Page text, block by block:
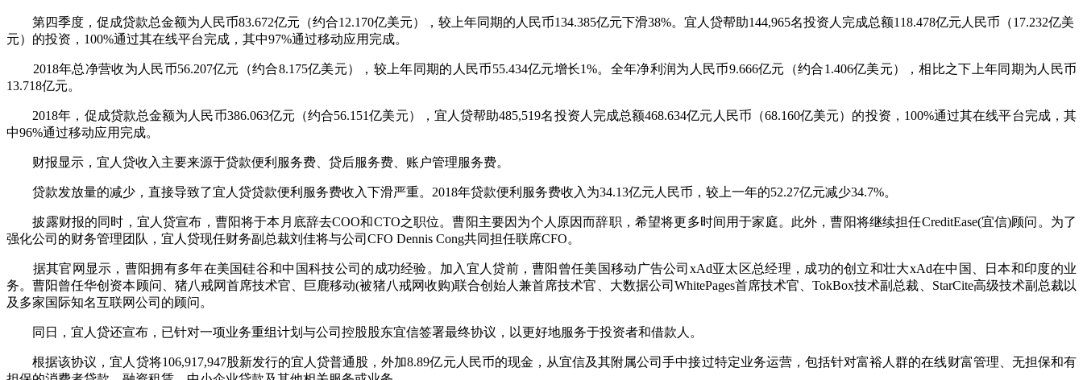
第四季度，促成贷款总金额为人民币83.672亿元（约合12.170亿美元），较上年同期的人民币134.385亿元下滑38%。宜人贷帮助144,965名投资人完成总额118.478亿元人民币（17.232亿美
元）的投资，100%通过其在线平台完成，其中97%通过移动应用完成。
2018年总净营收为人民币56.207亿元（约合8.175亿美元），较上年同期的人民币55.434亿元增长1%。全年净利润为人民币9.666亿元（约合1.406亿美元），相比之下上年同期为人民币
13.718亿元。
2018年，促成贷款总金额为人民币386.063亿元（约合56.151亿美元），宜人贷帮助485,519名投资人完成总额468.634亿元人民币（68.160亿美元）的投资，100%通过其在线平台完成，其
中96%通过移动应用完成。
财报显示，宜人贷收入主要来源于贷款便利服务费、贷后服务费、账户管理服务费。
贷款发放量的减少，直接导致了宜人贷贷款便利服务费收入下滑严重。2018年贷款便利服务费收入为34.13亿元人民币，较上一年的52.27亿元减少34.7%。
披露财报的同时，宜人贷宣布，曹阳将于本月底辞去COO和CTO之职位。曹阳主要因为个人原因而辞职，希望将更多时间用于家庭。此外，曹阳将继续担任CreditEase(宜信)顾问。为了
强化公司的财务管理团队，宜人贷现任财务副总裁刘佳将与公司CFO Dennis Cong共同担任联席CFO。
据其官网显示，曹阳拥有多年在美国硅谷和中国科技公司的成功经验。加入宜人贷前，曹阳曾任美国移动广告公司xAd亚太区总经理，成功的创立和壮大xAd在中国、日本和印度的业
务。曹阳曾任华创资本顾问、猪八戒网首席技术官、巨鹿移动(被猪八戒网收购)联合创始人兼首席技术官、大数据公司WhitePages首席技术官、TokBox技术副总裁、StarCite高级技术副总裁以
及多家国际知名互联网公司的顾问。
同日，宜人贷还宣布，已针对一项业务重组计划与公司控股股东宜信签署最终协议，以更好地服务于投资者和借款人。
根据该协议，宜人贷将106,917,947股新发行的宜人贷普通股，外加8.89亿元人民币的现金，从宜信及其附属公司手中接过特定业务运营，包括针对富裕人群的在线财富管理、无担保和有